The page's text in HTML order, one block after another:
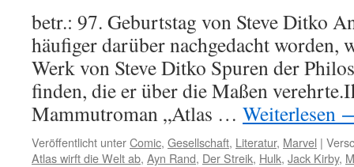
betr.: 97. Geburtstag von Steve Ditko
häufiger darüber nachgedacht worden,
Werk von Steve Ditko Spuren der
finden, die er über die Maßen
Mammutroman „Atlas … Weiterlesen
Veröffentlicht unterComic, Gesellschaft, Literatur, Marvel |
Atlas wirft die Welt ab, Ayn Rand, Der Streik, Hulk, Jack Kirby,